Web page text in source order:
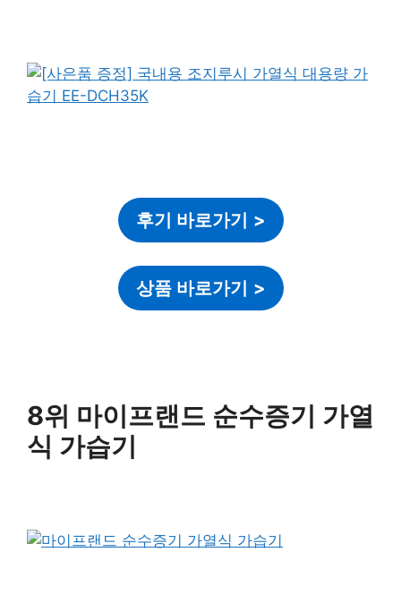
후기 바로가기 >
상품 바로가기 >
8위 마이프랜드 순수증기 가열
식 가습기